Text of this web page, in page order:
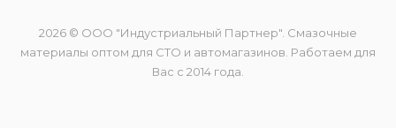
2026 © ООО "Индустриальный Партнер". Смазочные
материалы оптом для СТО и автомагазинов. Работаем для
Вас с 2014 года.